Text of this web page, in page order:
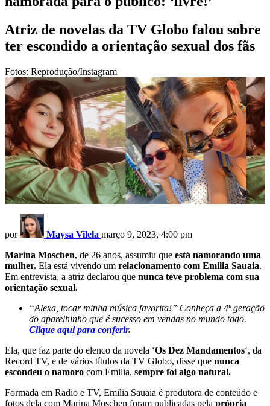
Atriz de novelas da TV Globo falou sobre
ter escondido a orientação sexual dos fãs
Fotos: Reprodução/Instagram
por Maysa Vilela março 9, 2023, 4:00 pm
Marina Moschen, de 26 anos, assumiu que está namorando uma
mulher. Ela está vivendo um relacionamento com Emilia Sauaia.
Em entrevista, a atriz declarou que nunca teve problema com sua
orientação sexual.
“Alexa, tocar minha música favorita!” Conheça a 4ª geração
do aparelhinho que é sucesso em vendas no mundo todo.
Clique aqui para conferir.
Ela, que faz parte do elenco da novela ‘Os Dez Mandamentos‘, da
Record TV, e de vários títulos da TV Globo, disse que nunca
escondeu o namoro com Emilia, sempre foi algo natural.
Formada em Radio e TV, Emilia Sauaia é produtora de conteúdo e
fotos dela com Marina Moschen foram publicadas pela própria